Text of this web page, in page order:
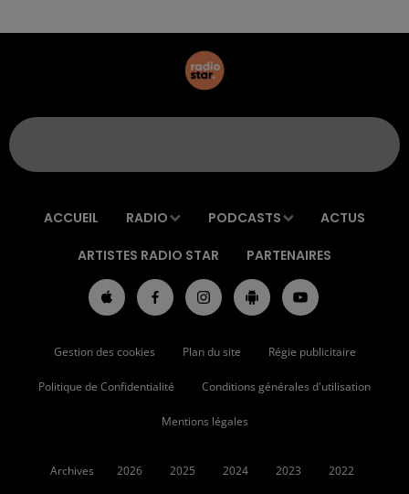
ACCUEIL RADIO PODCASTS ACTUS
ARTISTES RADIO STAR PARTENAIRES
Gestion des cookies Plan du site Régie publicitaire
Politique de Confidentialité Conditions générales d'utilisation
Mentions légales
Archives 2026 2025 2024 2023 2022